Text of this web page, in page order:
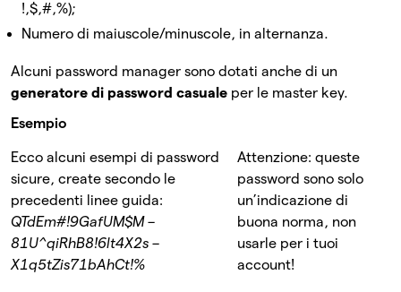
!,$,#,%);
Numero di maiuscole/minuscole, in alternanza.
Alcuni password manager sono dotati anche di un
generatore di password casuale per le master key.
Esempio
Ecco alcuni esempi di password
sicure, create secondo le
precedenti linee guida:
QTdEm#!9GafUM$M –
81U^qiRhB8!6lt4X2s –
X1q5tZis71bAhCt!%
Attenzione: queste
password sono solo
un’indicazione di
buona norma, non
usarle per i tuoi
account!